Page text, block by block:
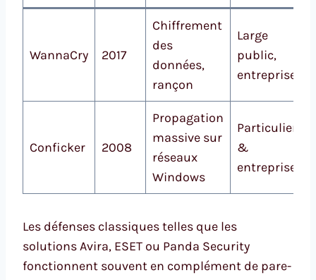
WannaCry 2017
Chiffrement
des
données,
rançon
Large
public,
entreprises
Conficker 2008
Propagation
massive sur
réseaux
Windows
Particuliers
&
entreprises
Les défenses classiques telles que les
solutions Avira, ESET ou Panda Security
fonctionnent souvent en complément de pare-